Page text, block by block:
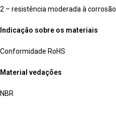
2 – resistência moderada à corrosão
Indicação sobre os materiais
Conformidade RoHS
Material vedações
NBR